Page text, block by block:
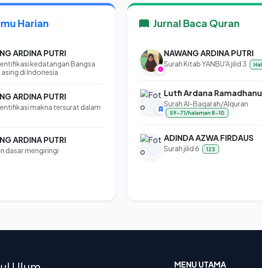
Harian
ARDINA PUTRI
kedatangan Bangsa
di Indonesia
ARDINA PUTRI
makna tersurat dalam
ARDINA PUTRI
dasar mengiringi
Jurnal Baca Quran
NAWANG ARDINA PUTRI
Surah Kitab YANBU'A jilid 3
Lutfi Ardana Ramadhanu
Surah Al-Baqarah/Alquran
59-71/halaman 8-10
ADINDA AZWA FIRDAUS
Surah jilid 6 123
MENU UTAMA